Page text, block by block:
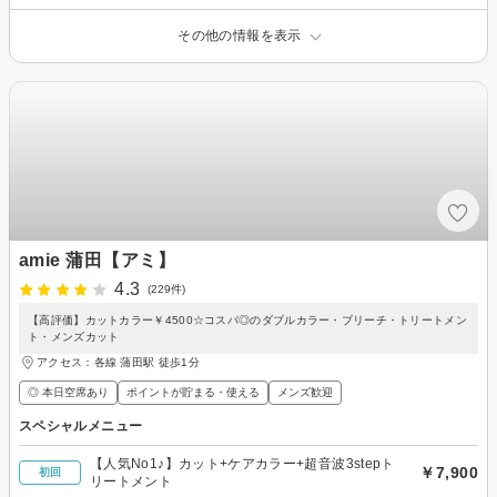
その他の情報を表示
amie 蒲田【アミ】
4.3
(229件)
【高評価】カットカラー￥4500☆コスパ◎のダブルカラー・ブリーチ・トリートメン
ト・メンズカット
アクセス：各線 蒲田駅 徒歩1分
◎ 本日空席あり ポイントが貯まる・使える メンズ歓迎
スペシャルメニュー
初回
【人気No1♪】カット+ケアカラー+超音波3stepト
リートメント
￥7,900